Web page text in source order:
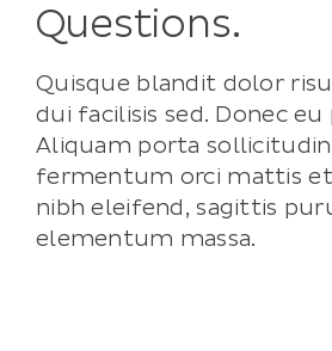
Questions.
Quisque blandit dolor
dui facilisis sed. Donec
Aliquam porta sollicitudin
fermentum orci mattis
nibh eleifend, sagittis
elementum massa.